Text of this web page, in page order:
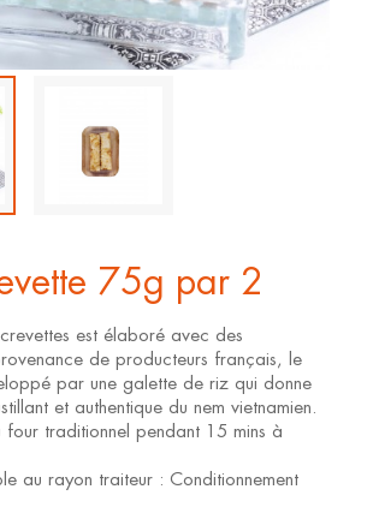
75g par 2
est élaboré avec des
de producteurs français, le
par une galette de riz qui donne
et authentique du nem vietnamien.
traditionnel pendant 15 mins à
au rayon traiteur : Conditionnement